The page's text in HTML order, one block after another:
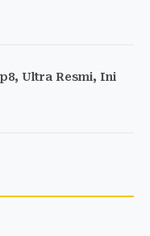
Ultra Resmi, Ini